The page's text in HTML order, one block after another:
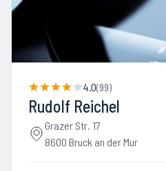
4.0(99)
Rudolf Reichel
Grazer Str. 17
8600 Bruck an der Mur